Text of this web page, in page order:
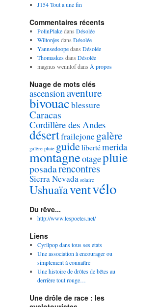
J154 Tout a une fin
Commentaires récents
PolinPlakedans Désolée
Wiltonjesdans Désolée
Yannsedoopedans Désolée
Thomaskesdans Désolée
magnus wennlofdans À propos
Nuage de mots clés
ascensionaventure
bivouacblessure
Caracas
Cordillère des Andes
désertfrailejonegalère
galère pluie guidelibertémerida
montagneotagepluie
posadarencontres
Sierra Nevada solaire
Ushuaïaventvélo
Du rêve...
http://www.lespoetes.net/
Liens
Cyrilpop dans tous ses etats
Une association à encourager ou
simplement à connaître
Une histoire de drôles de bêtes au
derrière tout rouge…
Une drôle de race : les